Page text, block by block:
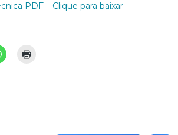
PDF – Clique para baixar